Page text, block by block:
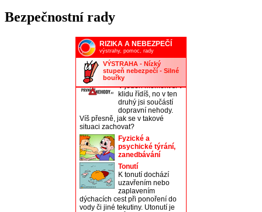
Bezpečnostní rady